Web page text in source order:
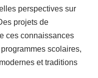
perspectives sur
projets de
ces connaissances
scolaires,
et traditions